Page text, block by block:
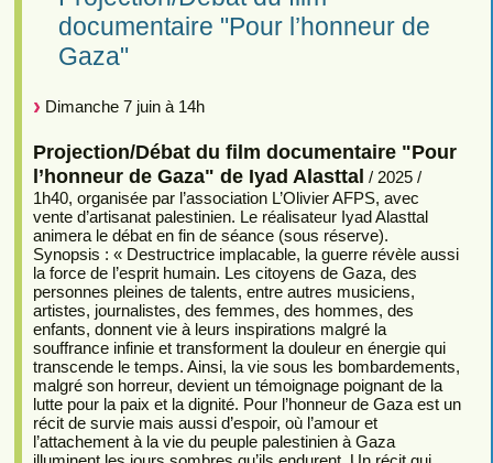
documentaire "Pour l’honneur de
Gaza"
Dimanche 7 juin à 14h
Projection/Débat du film documentaire "Pour
l’honneur de Gaza" de Iyad Alasttal / 2025 /
1h40, organisée par l’association L’Olivier AFPS, avec
vente d’artisanat palestinien. Le réalisateur Iyad Alasttal
animera le débat en fin de séance (sous réserve).
Synopsis : « Destructrice implacable, la guerre révèle aussi
la force de l’esprit humain. Les citoyens de Gaza, des
personnes pleines de talents, entre autres musiciens,
artistes, journalistes, des femmes, des hommes, des
enfants, donnent vie à leurs inspirations malgré la
souffrance infinie et transforment la douleur en énergie qui
transcende le temps. Ainsi, la vie sous les bombardements,
malgré son horreur, devient un témoignage poignant de la
lutte pour la paix et la dignité. Pour l’honneur de Gaza est un
récit de survie mais aussi d’espoir, où l’amour et
l’attachement à la vie du peuple palestinien à Gaza